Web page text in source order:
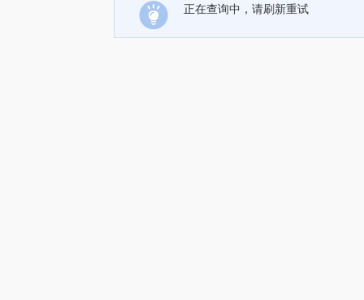
正在查询中，请刷新重试